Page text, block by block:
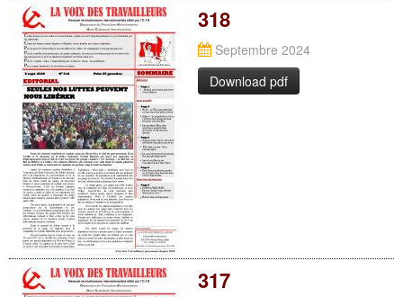
318
Septembre 2024
Download pdf
317